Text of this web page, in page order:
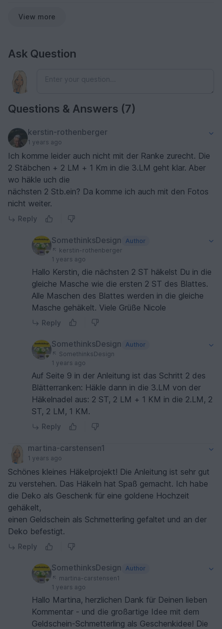
View more
Ask Question
Questions & Answers (7)
kerstin-rothenberger
1 years ago
Ich komme leider auch nicht mit der Ranke zurecht. Die
2 Stäbchen + 2 LM + 1 Km in die 3.LM geht klar. Aber
wo häkle uch die
nächsten 2 Stb.ein? Da komme ich auch mit den Fotos
nicht weiter.
Reply
SomethinksDesign
Author
kerstin-rothenberger
1 years ago
Hallo Kerstin, die nächsten 2 ST häkelst Du in die
gleiche Masche wie die ersten 2 ST des Blattes.
Alle Maschen des Blattes werden in die gleiche
Masche gehäkelt. Viele Grüße Nicole
Reply
SomethinksDesign
Author
SomethinksDesign
1 years ago
Auf Seite 9 in der Anleitung ist das Schritt 2 des
Blätterranken: Häkle dann in die 3.LM von der
Häkelnadel aus: 2 ST, 2 LM + 1 KM in die 2.LM, 2
ST, 2 LM, 1 KM.
Reply
martina-carstensen1
1 years ago
Schönes kleines Häkelprojekt! Die Anleitung ist sehr gut
zu verstehen. Das Häkeln hat Spaß gemacht. Ich habe
die Deko als Geschenk für eine goldene Hochzeit
gehäkelt,
einen Geldschein als Schmetterling gefaltet und an der
Deko befestigt.
Reply
SomethinksDesign
Author
martina-carstensen1
1 years ago
Hallo Martina, herzlichen Dank für Deinen lieben
Kommentar - und die großartige Idee mit dem
Geldschein-Schmetterling als Geschenkidee! Die